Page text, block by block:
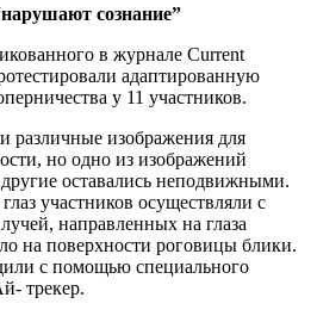
сознание”
в журнале Current
адаптированную
у 11 участников.
различные изображения для
но одно из изображений
оставались неподвижными.
участников осуществляли с
направленных на глаза
на поверхности роговицы блики.
с помощью специального
трекер.